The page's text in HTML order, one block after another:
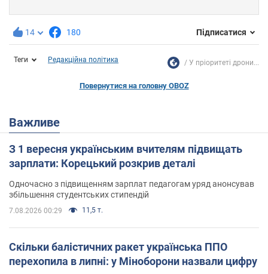
14 180 Підписатися
Теги Редакційна політика У пріоритеті дрони...
Повернутися на головну OBOZ
Важливе
З 1 вересня українським вчителям підвищать
зарплати: Корецький розкрив деталі
Одночасно з підвищенням зарплат педагогам уряд анонсував
збільшення студентських стипендій
7.08.2026 00:29 11,5 т.
Скільки балістичних ракет українська ППО
перехопила в липні: у Міноборони назвали цифру